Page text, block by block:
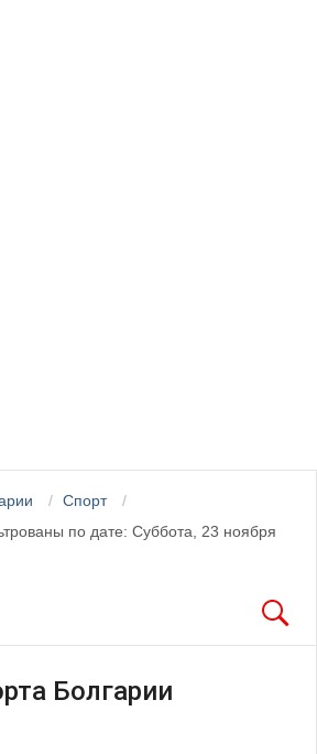
Спорт
по дате: Суббота, 23 ноября
Болгарии